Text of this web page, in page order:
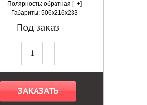
Полярность: обратная [- +]
Габариты: 506x216x233
Под заказ
ЗАКАЗАТЬ